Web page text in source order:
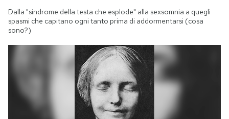
Dalla "sindrome della testa che esplode" alla sexsomnia a quegli
spasmi che capitano ogni tanto prima di addormentarsi (cosa
sono?)